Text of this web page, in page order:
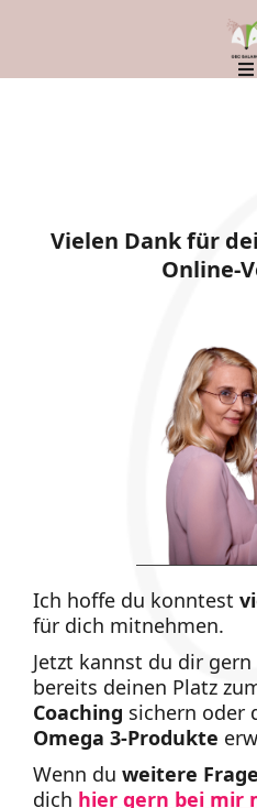
Vielen Dank für
Online-
Ich hoffe du konntest
für dich mitnehmen.
Jetzt kannst du dir
bereits deinen Platz
Coaching sichern oder
Omega 3-Produkte
Wenn du weitere
dich hier gern bei mir